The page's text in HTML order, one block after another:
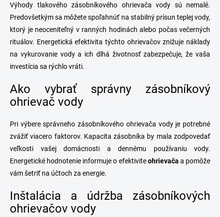
Výhody tlakového zásobníkového ohrievača vody sú nemalé.
Predovšetkým sa môžete spoľahnúť na stabilný prísun teplej vody,
ktorý je neoceniteľný v ranných hodinách alebo počas večerných
rituálov. Energetická efektivita týchto ohrievačov znižuje náklady
na vykurovanie vody a ich dlhá životnosť zabezpečuje, že vaša
investícia sa rýchlo vráti.
Ako vybrať správny zásobníkový
ohrievač vody
Pri výbere správneho zásobníkového ohrievača vody je potrebné
zvážiť viacero faktorov. Kapacita zásobníka by mala zodpovedať
veľkosti vašej domácnosti a dennému používaniu vody.
Energetické hodnotenie informuje o efektiviteohrievača a pomôže
vám šetriť na účtoch za energie.
Inštalácia a údržba zásobníkových
ohrievačov vody